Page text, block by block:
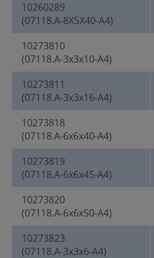
10260289
(07118.A-8X5X40-A4)
10273810
(07118.A-3x3x10-A4)
10273811
(07118.A-3x3x16-A4)
10273818
(07118.A-6x6x40-A4)
10273819
(07118.A-6x6x45-A4)
10273820
(07118.A-6x6x50-A4)
10273823
(07118.A-3x3x6-A4)